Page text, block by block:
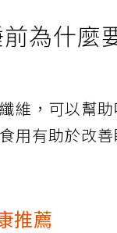
為什麼
維，可以幫
用有助於改善
推薦